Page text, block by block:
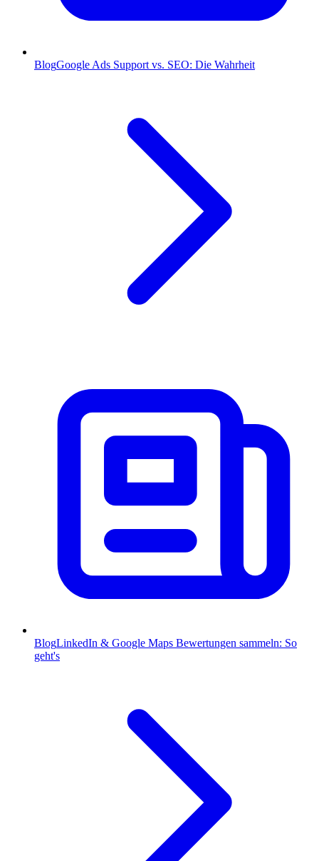
BlogGoogle Ads Support vs. SEO: Die Wahrheit
BlogLinkedIn & Google Maps Bewertungen sammeln: So
geht's